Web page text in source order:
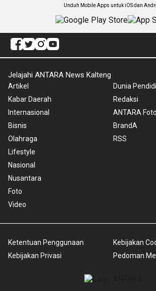
Unduh Mobile Apps untuk iOS dan
Jelajahi ANTARA News Kalteng
Artikel
Kabar Daerah
Internasional
Bisnis
Olahraga
Lifestyle
Nasional
Nusantara
Foto
Video
Dunia
Redaksi
ANTARA Foto
BrandA
RSS
Ketentuan Penggunaan
Kebijakan Privasi
Kebijakan
Pedoman